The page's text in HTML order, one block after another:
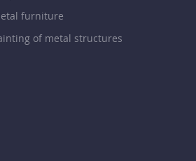
furniture
of metal structures